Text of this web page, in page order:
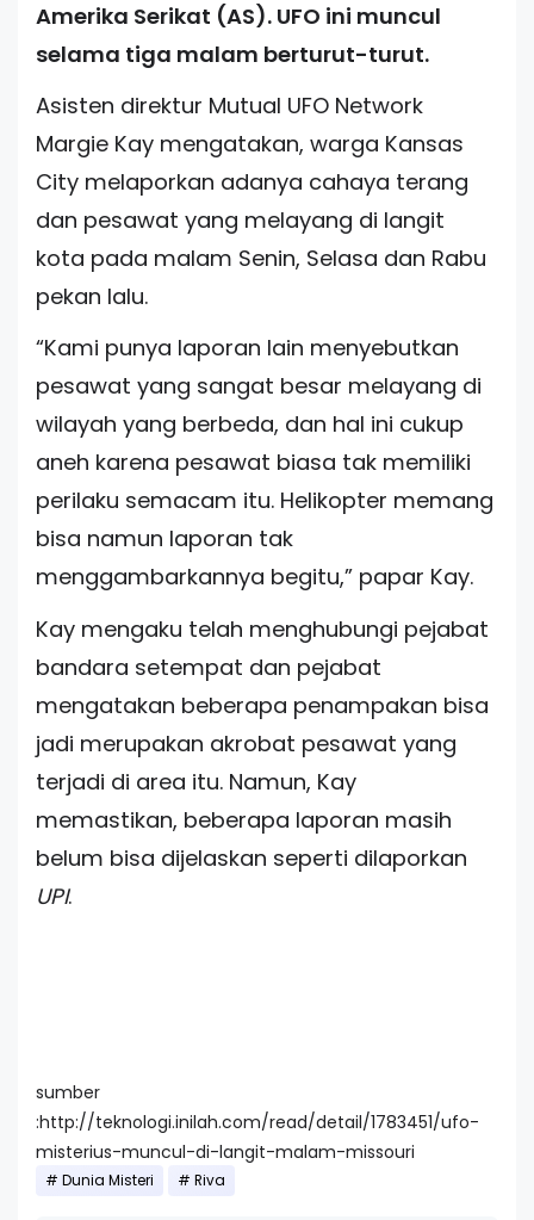
Amerika Serikat (AS). UFO ini muncul
selama tiga malam berturut-turut.
Asisten direktur Mutual UFO Network
Margie Kay mengatakan, warga Kansas
City melaporkan adanya cahaya terang
dan pesawat yang melayang di langit
kota pada malam Senin, Selasa dan Rabu
pekan lalu.
“Kami punya laporan lain menyebutkan
pesawat yang sangat besar melayang di
wilayah yang berbeda, dan hal ini cukup
aneh karena pesawat biasa tak memiliki
perilaku semacam itu. Helikopter memang
bisa namun laporan tak
menggambarkannya begitu,” papar Kay.
Kay mengaku telah menghubungi pejabat
bandara setempat dan pejabat
mengatakan beberapa penampakan bisa
jadi merupakan akrobat pesawat yang
terjadi di area itu. Namun, Kay
memastikan, beberapa laporan masih
belum bisa dijelaskan seperti dilaporkan
UPI.
sumber
:http://teknologi.inilah.com/read/detail/1783451/ufo-
misterius-muncul-di-langit-malam-missouri
Dunia Misteri Riva